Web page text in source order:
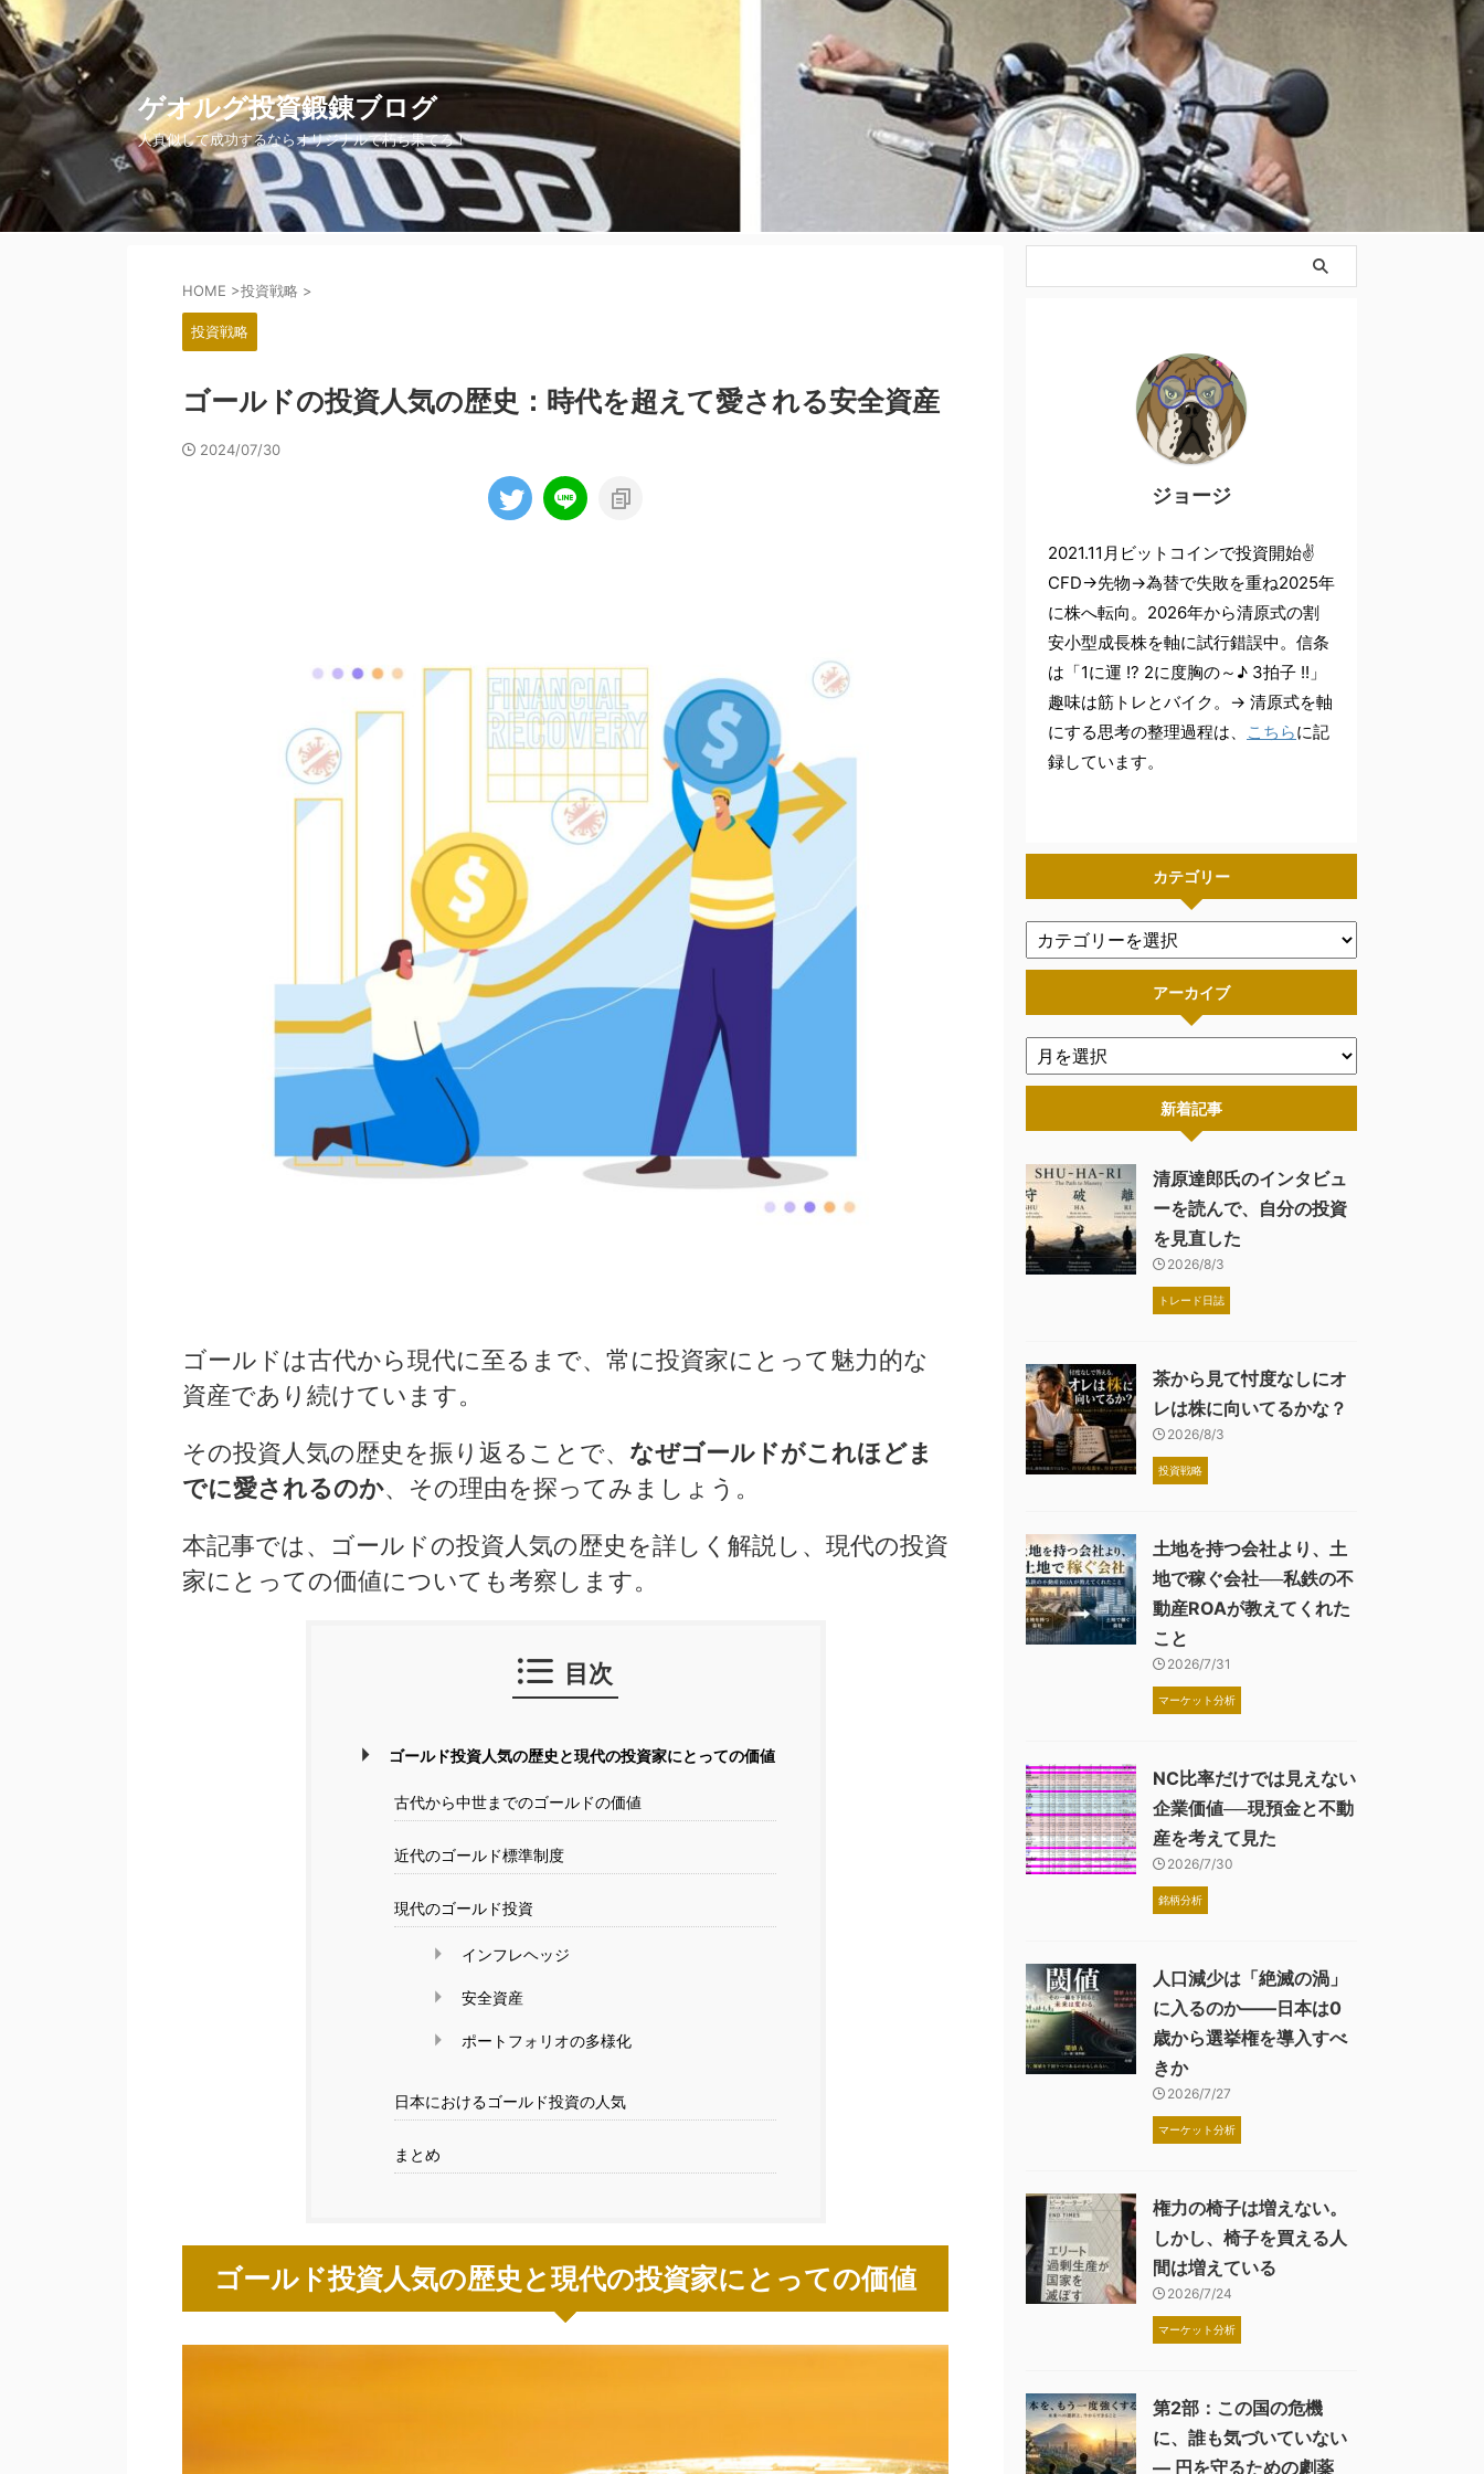
ゲオルグ投資鍛錬ブログ
人真似して成功するならオリジナルで朽ち果てろ！
HOME >投資戦略 >
投資戦略
ゴールドの投資人気の歴史：時代を超えて愛される安全資産
2024/07/30
ゴールドは古代から現代に至るまで、常に投資家にとって魅力的な
資産であり続けています。
その投資人気の歴史を振り返ることで、 なぜゴールドがこれほどま
でに愛されるのか、その理由を探ってみましょう。
本記事では、ゴールドの投資人気の歴史を詳しく解説し、現代の投資
家にとっての価値についても考察します。
目次
ゴールド投資人気の歴史と現代の投資家にとっての価値
古代から中世までのゴールドの価値
近代のゴールド標準制度
現代のゴールド投資
インフレヘッジ
安全資産
ポートフォリオの多様化
日本におけるゴールド投資の人気
まとめ
ゴールド投資人気の歴史と現代の投資家にとっての価値
ジョージ
2021.11月ビットコインで投資開始✌
CFD→先物→為替で失敗を重ね2025年
に株へ転向。2026年から清原式の割
安小型成長株を軸に試行錯誤中。信条
は「1に運 !? 2に度胸の～♪ 3拍子 !!」
趣味は筋トレとバイク。→ 清原式を軸
にする思考の整理過程は、
こちらに記
録しています。
カテゴリー
アーカイブ
新着記事
清原達郎氏のインタビュ
ーを読んで、自分の投資
を見直した
2026/8/3
トレード日誌
茶から見て忖度なしにオ
レは株に向いてるかな？
2026/8/3
投資戦略
土地を持つ会社より、土
地で稼ぐ会社──私鉄の不
動産ROAが教えてくれた
こと
2026/7/31
マーケット分析
NC比率だけでは見えない
企業価値──現預金と不動
産を考えて見た
2026/7/30
銘柄分析
人口減少は「絶滅の渦」
に入るのか――日本は0
歳から選挙権を導入すべ
きか
2026/7/27
マーケット分析
権力の椅子は増えない。
しかし、椅子を買える人
間は増えている
2026/7/24
マーケット分析
第2部：この国の危機
に、誰も気づいていない
― 円を守るための劇薬